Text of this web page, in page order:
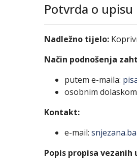
Potvrda o
Nadležno tijelo:
Način podnošenja
putem e-maila:
osobnim
Kontakt:
e-mail:
Popis propisa vezanih